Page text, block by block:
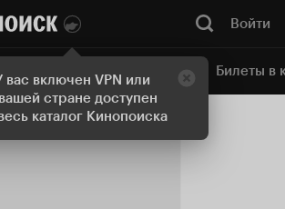
вас включен VPN или
стране доступен
каталог Кинопоиска
Войти
Онлайн-кинотеатр Билеты в